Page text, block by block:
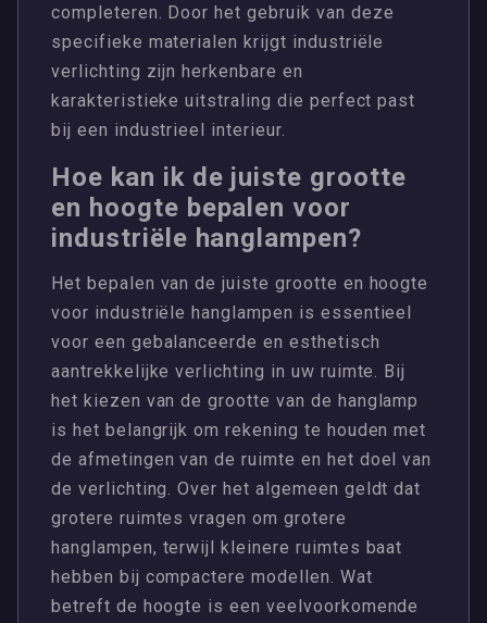
completeren. Door het gebruik van deze
specifieke materialen krijgt industriële
verlichting zijn herkenbare en
karakteristieke uitstraling die perfect past
bij een industrieel interieur.
Hoe kan ik de juiste grootte
en hoogte bepalen voor
industriële hanglampen?
Het bepalen van de juiste grootte en hoogte
voor industriële hanglampen is essentieel
voor een gebalanceerde en esthetisch
aantrekkelijke verlichting in uw ruimte. Bij
het kiezen van de grootte van de hanglamp
is het belangrijk om rekening te houden met
de afmetingen van de ruimte en het doel van
de verlichting. Over het algemeen geldt dat
grotere ruimtes vragen om grotere
hanglampen, terwijl kleinere ruimtes baat
hebben bij compactere modellen. Wat
betreft de hoogte is een veelvoorkomende